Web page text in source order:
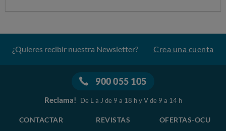
¿Quieres recibir nuestra Newsletter? Crea una cuenta
900 055 105
Reclama! De L a J de 9 a 18 h y V de 9 a 14 h
CONTACTAR REVISTAS OFERTAS-OCU